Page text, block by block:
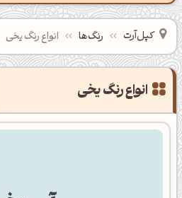
کپل‌آرت رنگ‌ها انواع رنگ یخی